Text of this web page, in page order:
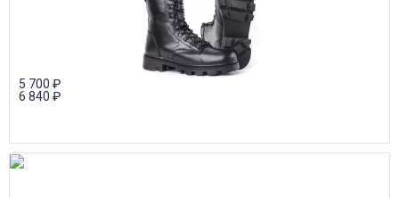
5 700 ₽
6 840 ₽